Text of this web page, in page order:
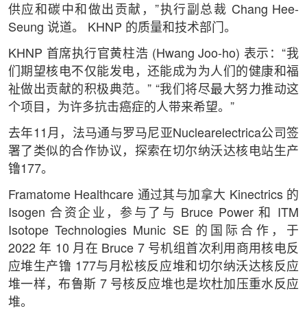
供应和碳中和做出贡献，”执行副总裁 Chang Hee-
Seung 说道。 KHNP 的质量和技术部门。
KHNP 首席执行官黄柱浩 (Hwang Joo-ho) 表示：“我
们期望核电不仅能发电，还能成为为人们的健康和福
祉做出贡献的积极典范。” “我们将尽最大努力推动这
个项目，为许多抗击癌症的人带来希望。”
去年11月，法马通与罗马尼亚Nuclearelectrica公司签
署了类似的合作协议，探索在切尔纳沃达核电站生产
镥177。
Framatome Healthcare 通过其与加拿大 Kinectrics 的
Isogen 合资企业，参与了与 Bruce Power 和 ITM
Isotope Technologies Munic SE 的国际合作，于
2022 年 10 月在 Bruce 7 号机组首次利用商用核电反
应堆生产镥 177与月松核反应堆和切尔纳沃达核反应
堆一样，布鲁斯 7 号核反应堆也是坎杜加压重水反应
堆。